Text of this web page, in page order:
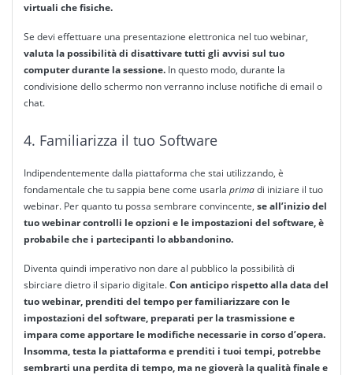
virtuali che fisiche.
Se devi effettuare una presentazione elettronica nel tuo webinar,
valuta la possibilità di disattivare tutti gli avvisi sul tuo
computer durante la sessione. In questo modo, durante la
condivisione dello schermo non verranno incluse notifiche di email o
chat.
4. Familiarizza il tuo Software
Indipendentemente dalla piattaforma che stai utilizzando, è
fondamentale che tu sappia bene come usarla primadi iniziare il tuo
webinar. Per quanto tu possa sembrare convincente, se all’inizio del
tuo webinar controlli le opzioni e le impostazioni del software, è
probabile che i partecipanti lo abbandonino.
Diventa quindi imperativo non dare al pubblico la possibilità di
sbirciare dietro il sipario digitale.Con anticipo rispetto alla data del
tuo webinar, prenditi del tempo per familiarizzare con le
impostazioni del software, preparati per la trasmissione e
impara come apportare le modifiche necessarie in corso d’opera.
Insomma, testa la piattaforma e prenditi i tuoi tempi, potrebbe
sembrarti una perdita di tempo, ma ne gioverà la qualità finale e